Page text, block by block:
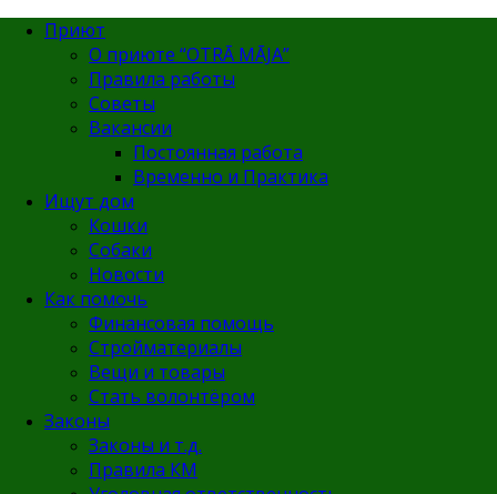
Приют
О приюте “OTRĀ MĀJA”
Правила работы
Советы
Вакансии
Постоянная работа
Временно и Практика
Ищут дом
Кошки
Собаки
Новости
Как помочь
Финансовая помощь
Стройматериалы
Вещи и товары
Стать волонтёром
Законы
Законы и т.д.
Правила КМ